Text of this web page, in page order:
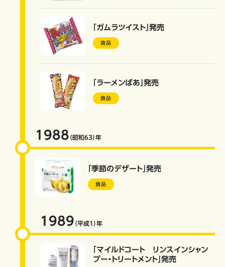
「ガムラツイスト」発売
食品
「ラーメンばあ」発売
食品
1988 （昭和63）年
「季節のデザート」発売
食品
1989 （平成1）年
「マイルドコート リンスインシャン
プー・トリートメント」発売